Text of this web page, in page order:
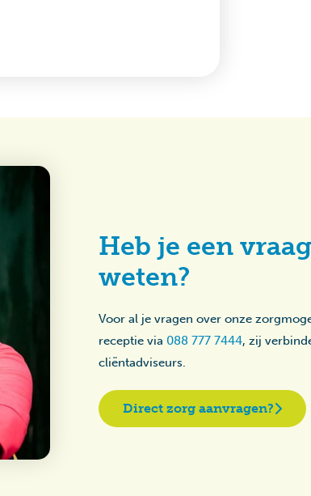
Heb je een
weten?
Voor al je vragen over onze
receptie via 088 777 7444, zij
cliëntadviseurs.
Direct zorg aanvragen?